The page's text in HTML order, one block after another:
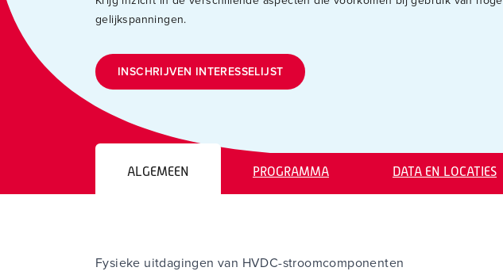
gelijkspanningen.
INSCHRIJVEN INTERESSELIJST
ALGEMEEN PROGRAMMA DATA EN LOCATIES
Fysieke uitdagingen van HVDC-stroomcomponenten